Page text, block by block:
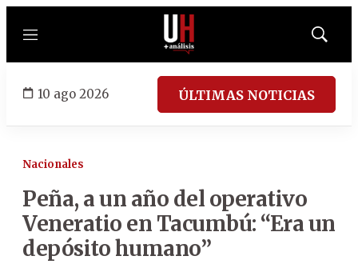
Menú
Mostrar
10 ago 2026 ÚLTIMAS NOTICIAS
Nacionales
Peña, a un año del operativo
Veneratio en Tacumbú: “Era un
depósito humano”